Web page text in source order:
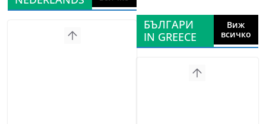
БЪЛГАРИ
IN GREECE
Виж
всичко